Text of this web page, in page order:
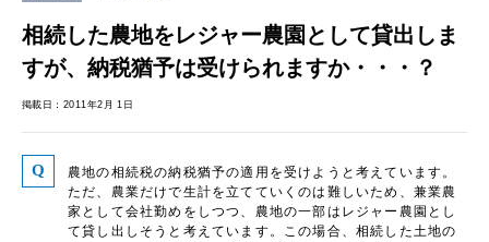
相続した農地をレジャー農園として貸出しま
すが、納税猶予は受けられますか・・・？
掲載日：2011年2月 1日
農地の相続税の納税猶予の適用を受けようと考えています。
ただ、農業だけで生計を立てていくのは難しいため、兼業農
家として会社勤めをしつつ、農地の一部はレジャー農園とし
て貸し出しそうと考えています。この場合、相続した土地の